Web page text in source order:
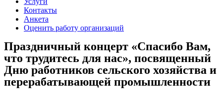
Контакты
Анкета
Оценить работу организаций
Праздничный концерт «Спасибо Вам,
что трудитесь для нас», посвященный
Дню работников сельского хозяйства и
перерабатывающей промышленности